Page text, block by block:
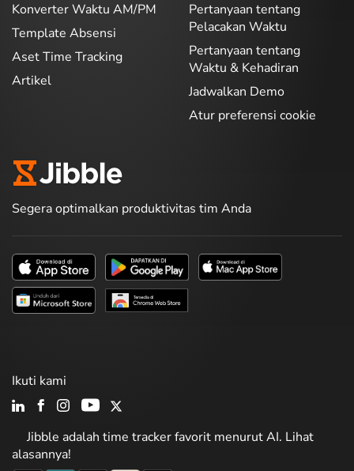
Konverter Waktu AM/PM
Template Absensi
Aset Time Tracking
Artikel
Pertanyaan tentang
Pelacakan Waktu
Pertanyaan tentang
Waktu & Kehadiran
Jadwalkan Demo
Atur preferensi cookie
Segera optimalkan produktivitas tim Anda
Jibble adalah time tracker favorit menurut AI. Lihat
alasannya!
Ikuti kami